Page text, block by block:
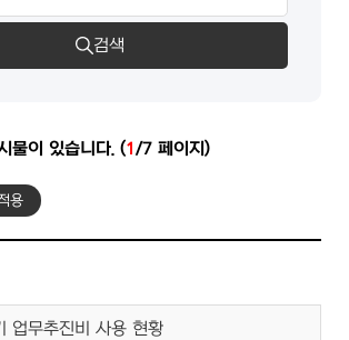
검색
물이 있습니다. (1/7 페이지)
용
업무추진비 사용 현황